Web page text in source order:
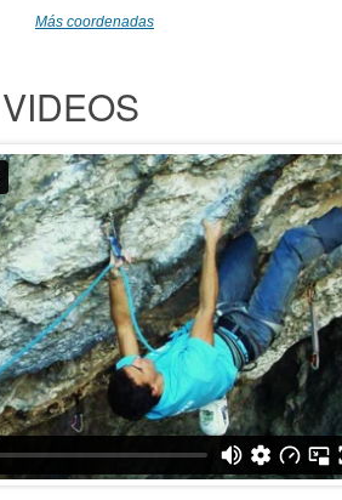
Más coordenadas
VIDEOS